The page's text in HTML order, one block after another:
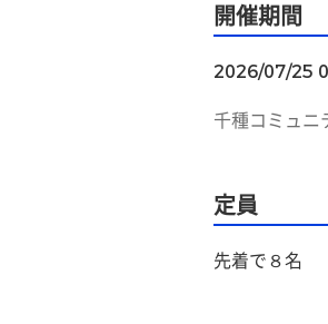
開催期間
2026/07/25
千種コミュニ
定員
先着で８名